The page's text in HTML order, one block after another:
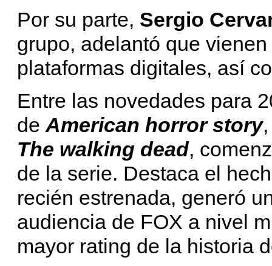
Por su parte, Sergio
grupo, adelantó que
plataformas digitales, así
Entre las novedades para
de American horror story
The walking dead,
de la serie. Destaca el
recién estrenada, generó
audiencia de FOX a nivel
mayor rating de la historia